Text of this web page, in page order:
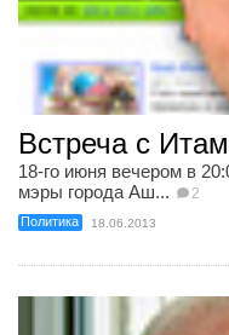
Встреча с
18-го июня вечером в
мэры города Аш...
2
Политика 18.06.2013